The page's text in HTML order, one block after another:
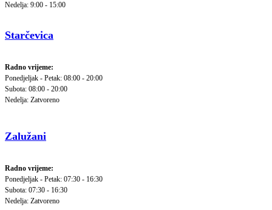
Nedelja: 9:00 - 15:00
Starčevica
Radno vrijeme:
Ponedjeljak - Petak: 08:00 - 20:00
Subota: 08:00 - 20:00
Nedelja: Zatvoreno
Zalužani
Radno vrijeme:
Ponedjeljak - Petak: 07:30 - 16:30
Subota: 07:30 - 16:30
Nedelja: Zatvoreno